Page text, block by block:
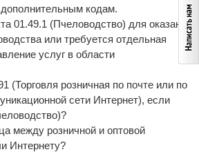
кодам.
01.49.1 (Пчеловодство) для оказания
или требуется отдельная
услуг в области
(Торговля розничная по почте или по
сети Интернет), если
между розничной и оптовой
Интернету?